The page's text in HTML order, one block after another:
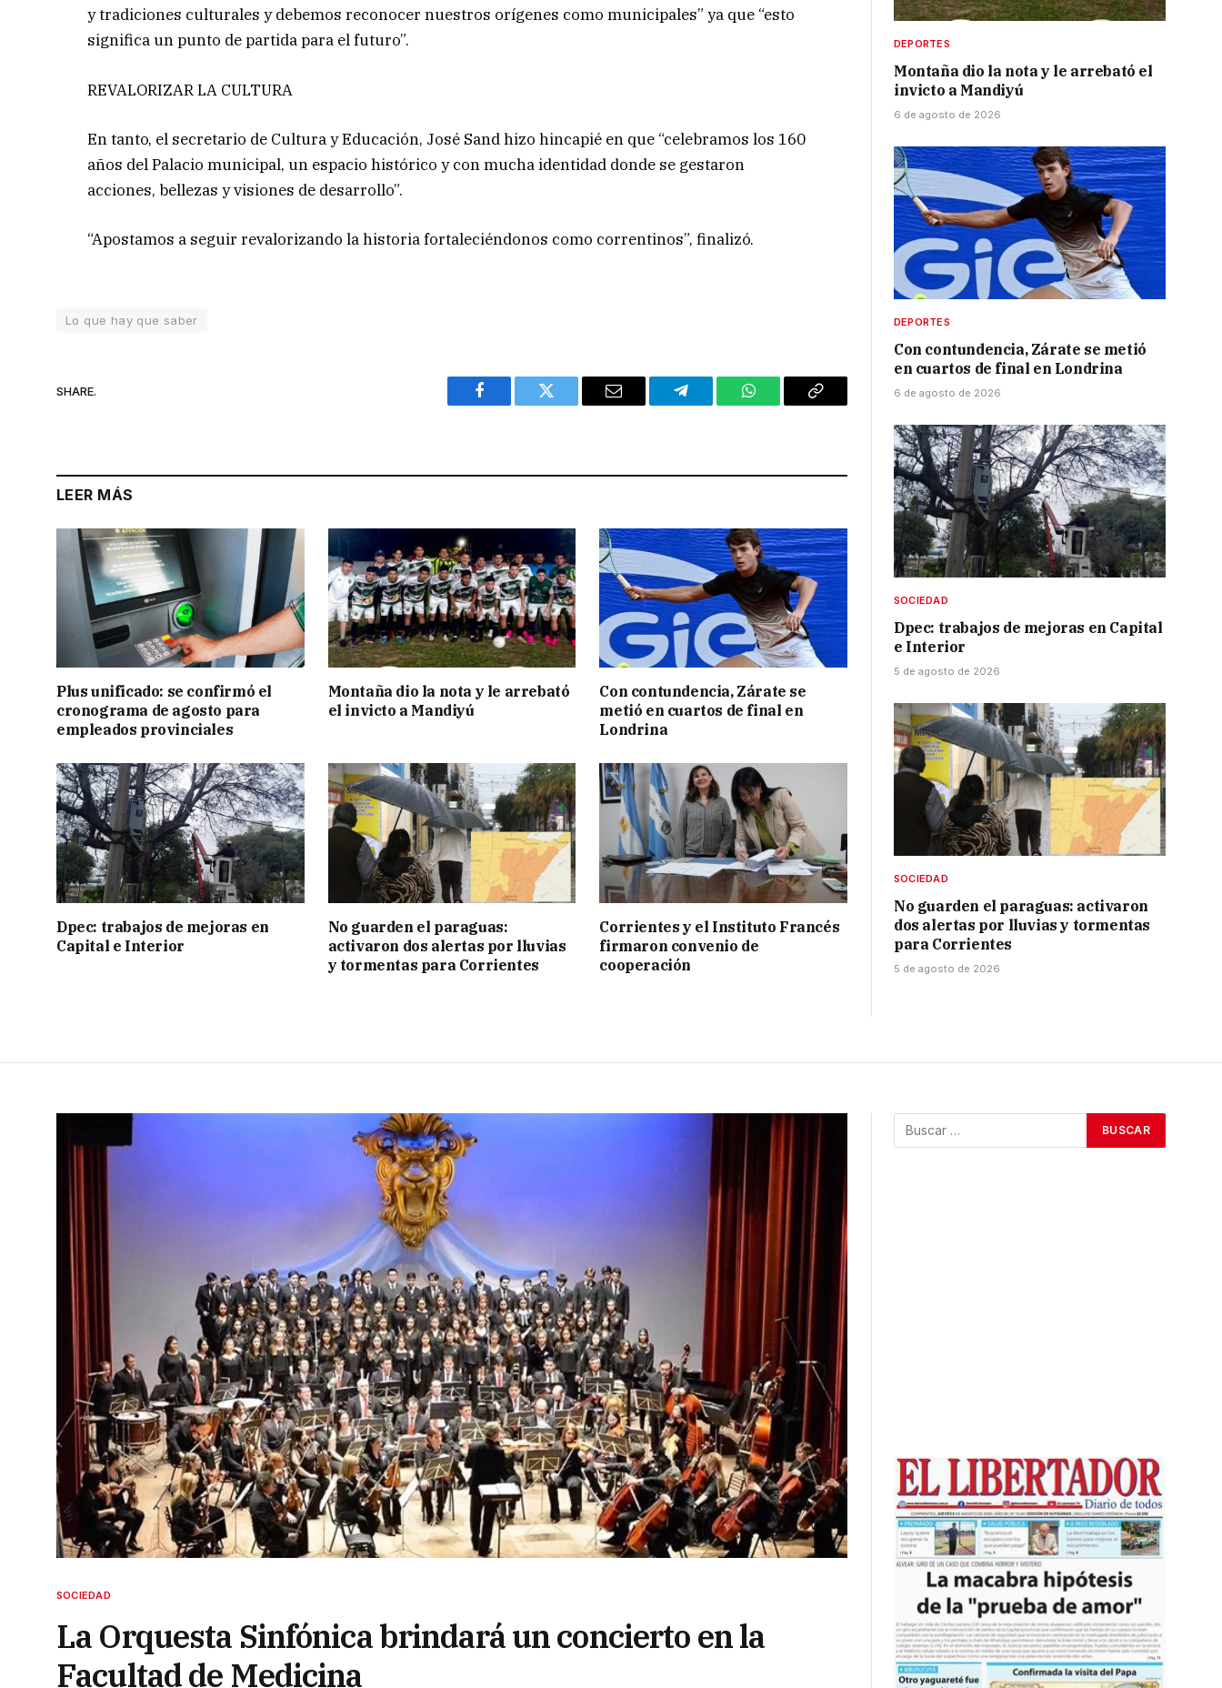
y tradiciones culturales y debemos reconocer nuestros orígenes como municipales” ya que “esto
significa un punto de partida para el futuro”.
REVALORIZAR LA CULTURA
En tanto, el secretario de Cultura y Educación, José Sand hizo hincapié en que “celebramos los 160
años del Palacio municipal, un espacio histórico y con mucha identidad donde se gestaron
acciones, bellezas y visiones de desarrollo”.
“Apostamos a seguir revalorizando la historia fortaleciéndonos como correntinos”, finalizó.
Lo que hay que saber
SHARE.
Facebook Twitter Email Telegram WhatsAppCopy
LEER MÁS
Plus unificado: se confirmó el
cronograma de agosto para
empleados provinciales
Montaña dio la nota y le arrebató
el invicto a Mandiyú
Con contundencia, Zárate se
metió en cuartos de final en
Londrina
Dpec: trabajos de mejoras en
Capital e Interior
No guarden el paraguas:
activaron dos alertas por lluvias
y tormentas para Corrientes
Corrientes y el Instituto Francés
firmaron convenio de
cooperación
DEPORTES
Montaña dio la nota y le arrebató el
invicto a Mandiyú
6 de agosto de 2026
DEPORTES
Con contundencia, Zárate se metió
en cuartos de final en Londrina
6 de agosto de 2026
SOCIEDAD
Dpec: trabajos de mejoras en Capital
e Interior
5 de agosto de 2026
SOCIEDAD
No guarden el paraguas: activaron
dos alertas por lluvias y tormentas
para Corrientes
5 de agosto de 2026
SOCIEDAD
La Orquesta Sinfónica brindará un concierto en la
Facultad de Medicina